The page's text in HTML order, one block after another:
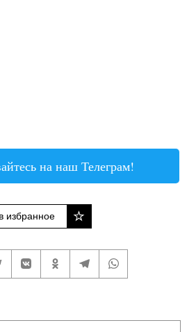
на наш Телеграм!
в избранное